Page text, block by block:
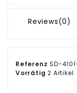
Reviews(0)
Referenz SD-
Vorrätig 2 Artikel